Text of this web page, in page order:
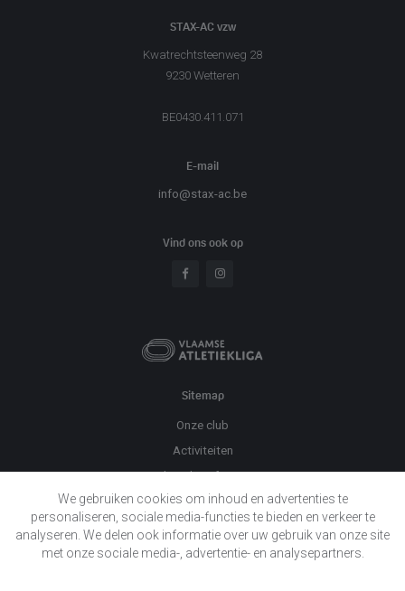
We gebruiken cookies om inhoud en advertenties te
personaliseren, sociale media-functies te bieden en verkeer te
analyseren. We delen ook informatie over uw gebruik van onze site
met onze sociale media-, advertentie- en analysepartners.
STAX-AC vzw
Kwatrechtsteenweg 28
9230 Wetteren
BE0430.411.071
E-mail
info@stax-ac.be
Vind ons ook op
Sitemap
Onze club
Activiteiten
Praktische informatie
Evenementen
Twizzit
Nieuws